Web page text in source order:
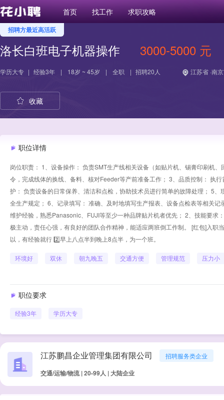
首页 找工作 求职攻略
招聘方最近高活跃
洛长白班电子机器操作 3000-5000 元
学历大专 | 经验3年 | 18岁 ~ 45岁 | 全职 | 招聘20人 江苏省 ·南
收藏
职位详情
岗位职责： 1、设备操作： 负责SMT生产线相关设备（如贴片机、锡膏印刷机
令，完成线体的换线、备料、核对Feeder等产前准备工作； 3、品质控制： 执
护： 负责设备的日常保养、清洁和点检，协助技术员进行简单的故障处理； 5
全生产规定； 6、记录填写： 准确、及时地填写生产报表、设备点检表等相关
维护经验，熟悉Panasonic、FUJI等至少一种品牌贴片机者优先； 2、技能要
极主动，责任心强，有良好的团队合作精神，能适应两班倒工作制。 [红包]入
以，有经验就行 2️⃣早上八点半到晚上8点半，为一个班。
环境好 双休 朝九晚五 交通方便 管理规范 压力小
职位要求
经验3年 学历大专
江苏鹏昌企业管理集团有限公司 招聘服务类企业
交通/运输/物流 | 20-99人 | 大陆企业